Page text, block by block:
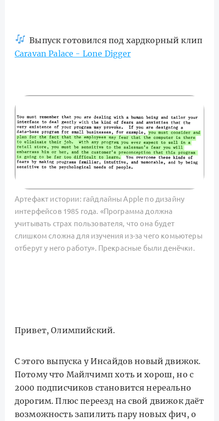
Выпуск готовился под хардкорный клип
Caravan Palace - Lone Digger
Артефакт истории: гайдлайны Apple по дизайну
интерфейсов 1985 года. «Программа должна
учитывать страх пользователя, что она будет
слишком сложна для изучения из-за чего комьютеры
отберут у него работу». Прекрасные были денёчки.
Привет, Олимпийский.
С этого выпуска у Инсайдов новый движок.
Потому что Майлчимп хоть и хорош, но с
2000 подписчиков становится нереально
дорогим. Плюс переезд на свой движок даёт
возможность запилить пару новых фич, о